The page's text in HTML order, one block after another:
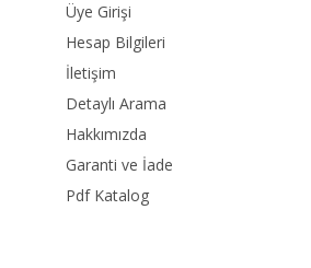
Üye Girişi
Hesap Bilgileri
İletişim
Detaylı Arama
Hakkımızda
Garanti ve İade
Pdf Katalog